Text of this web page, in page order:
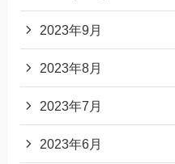
2023年9月
2023年8月
2023年7月
2023年6月